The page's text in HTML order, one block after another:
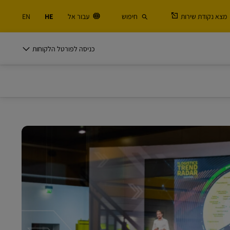
מצא נקודת שירות חיפוש עבור אל HE
EN
שולחים באופן קבוע או לעתים קרובות? גלו את
היתרונות של פתיחת חשבון משתמש
אפשרויות למשלוחים תכופים
כניסה לפורטל הלקוחות
אפשרויות למשלוחים תכופים